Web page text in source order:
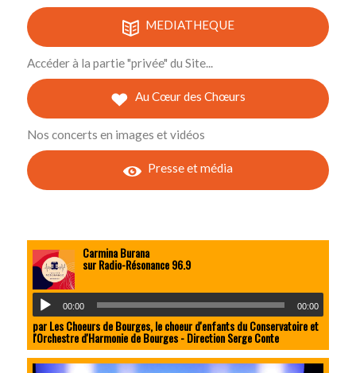
MEDIATHEQUE
Accéder à la partie "privée" du Site...
Au Cœur des Chœurs
Nos concerts en images et vidéos
Presse et média
Carmina Burana
sur Radio-Résonance 96.9
00:00 00:00
par Les Choeurs de Bourges, le choeur d'enfants du Conservatoire et
l'Orchestre d'Harmonie de Bourges - Direction Serge Conte